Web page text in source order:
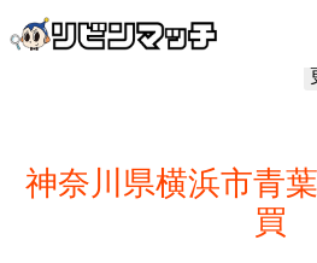
神奈川県横浜市青
買